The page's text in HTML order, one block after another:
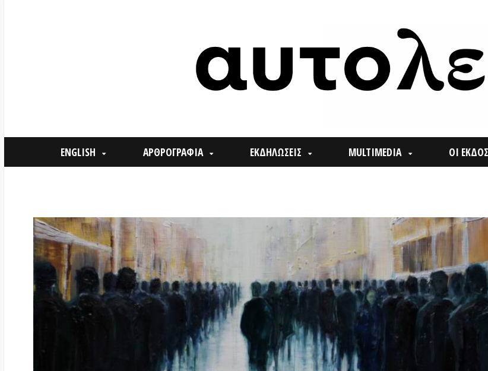
ENGLISH ΑΡΘΡΟΓΡΑΦΙΑ ΕΚΔΗΛΩΣΕΙΣ MULTIMEDIA ΟΙ ΕΚΔΟΣΕΙΣ ΜΑΣ